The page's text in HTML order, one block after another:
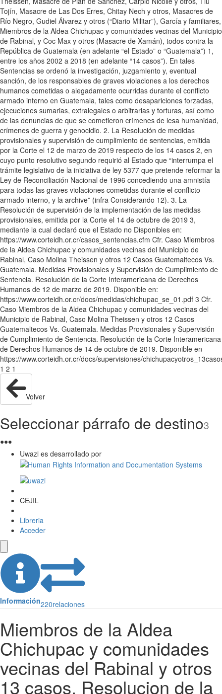
Tojín, Masacre de Las Dos Erres, Chitay Nech y otros, Masacres de
Río Negro, Gudiel Álvarez y otros (“Diario Militar”), García y familiares,
Miembros de la Aldea Chichupac y comunidades vecinas del Municipio
de Rabinal, y Coc Max y otros (Masacre de Xamán), todos contra la
República de Guatemala (en adelante “el Estado” o “Guatemala”) 1,
entre los años 2002 a 2018 (en adelante “14 casos”). En tales
Sentencias se ordenó la investigación, juzgamiento y, eventual
sanción, de los responsables de graves violaciones a los derechos
humanos cometidas o alegadamente ocurridas durante el conflicto
armado interno en Guatemala, tales como desapariciones forzadas,
ejecuciones sumarias, extralegales o arbitrarias y torturas, así como
de las denuncias de que se cometieron crímenes de lesa humanidad,
crímenes de guerra y genocidio. 2. La Resolución de medidas
provisionales y supervisión de cumplimiento de sentencias, emitida
por la Corte el 12 de marzo de 2019 respecto de los 14 casos 2, en
cuyo punto resolutivo segundo requirió al Estado que “interrumpa el
trámite legislativo de la iniciativa de ley 5377 que pretende reformar la
Ley de Reconciliación Nacional de 1996 concediendo una amnistía
para todas las graves violaciones cometidas durante el conflicto
armado interno, y la archive” (infra Considerando 12). 3. La
Resolución de supervisión de la implementación de las medidas
provisionales, emitida por la Corte el 14 de octubre de 2019 3,
mediante la cual declaró que el Estado no Disponibles en:
https://www.corteidh.or.cr/casos_sentencias.cfm Cfr. Caso Miembros
de la Aldea Chichupac y comunidades vecinas del Municipio de
Rabinal, Caso Molina Theissen y otros 12 Casos Guatemaltecos Vs.
Guatemala. Medidas Provisionales y Supervisión de Cumplimiento de
Sentencia. Resolución de la Corte Interamericana de Derechos
Humanos de 12 de marzo de 2019. Disponible en:
https://www.corteidh.or.cr/docs/medidas/chichupac_se_01.pdf 3 Cfr.
Caso Miembros de la Aldea Chichupac y comunidades vecinas del
Municipio de Rabinal, Caso Molina Theissen y otros 12 Casos
Guatemaltecos Vs. Guatemala. Medidas Provisionales y Supervisión
de Cumplimiento de Sentencia. Resolución de la Corte Interamericana
de Derechos Humanos de 14 de octubre de 2019. Disponible en
https://www.corteidh.or.cr/docs/supervisiones/
1 2 1
Volver
Seleccionar párrafo de destino3
●●●
Uwazi es desarrollado por
CEJIL
Libreria
Acceder
Información220relaciones
Miembros de la Aldea
Chichupac y comunidades
vecinas del Rabinal y otros
13 casos. Resolucion de la